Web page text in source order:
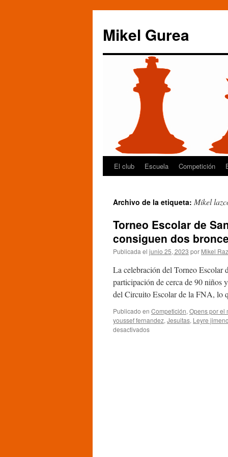
Mikel Gurea
Saltar
contenido
El club Escuela Competición
Archivo de la etiqueta: Mikel
Torneo Escolar de
consiguen dos
Publicada el junio 25, 2023 por Mikel
La celebración del Torneo Escolar
participación de cerca de 90 niños
del Circuito Escolar de la FNA, lo
Publicado en Competición, Opens por el
youssef fernandez, Jesuitas, Leyre jimeno
desactivadosen